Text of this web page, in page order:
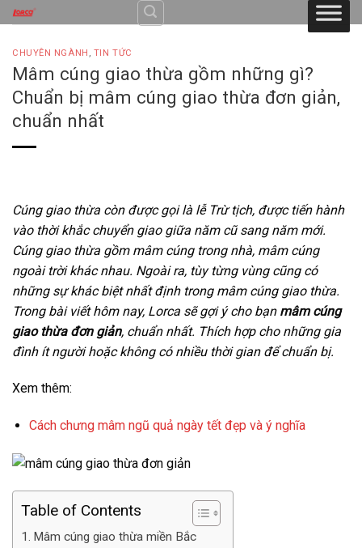
Skip
to
content
CHUYÊN NGÀNH , TIN TỨC
Mâm cúng giao thừa gồm những gì?
Chuẩn bị mâm cúng giao thừa đơn giản,
chuẩn nhất
Cúng giao thừa còn được gọi là lễ Trừ tịch, được tiến hành
vào thời khắc chuyển giao giữa năm cũ sang năm mới.
Cúng giao thừa gồm mâm cúng trong nhà, mâm cúng
ngoài trời khác nhau. Ngoài ra, tùy từng vùng cũng có
những sự khác biệt nhất định trong mâm cúng giao thừa.
Trong bài viết hôm nay, Lorca sẽ gợi ý cho bạn mâm cúng
giao thừa đơn giản, chuẩn nhất. Thích hợp cho những gia
đình ít người hoặc không có nhiều thời gian để chuẩn bị.
Xem thêm:
Cách chưng mâm ngũ quả ngày tết đẹp và ý nghĩa
Table of Contents
Mâm cúng giao thừa miền Bắc